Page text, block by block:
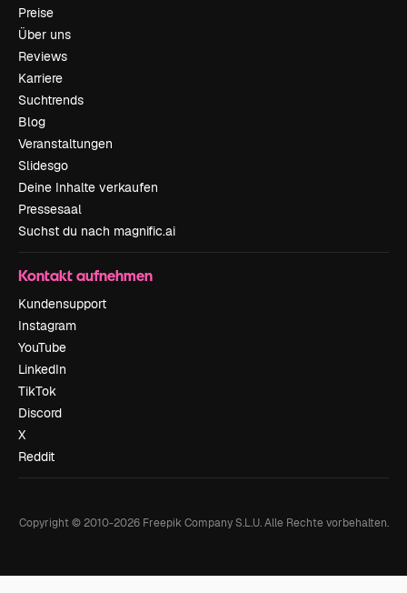
Preise
Über uns
Reviews
Karriere
Suchtrends
Blog
Veranstaltungen
Slidesgo
Deine Inhalte verkaufen
Pressesaal
Suchst du nach magnific.ai
Kontakt aufnehmen
Kundensupport
Instagram
YouTube
LinkedIn
TikTok
Discord
X
Reddit
Copyright © 2010-2026Freepik Company S.L.U. Alle Rechte vorbehalten.